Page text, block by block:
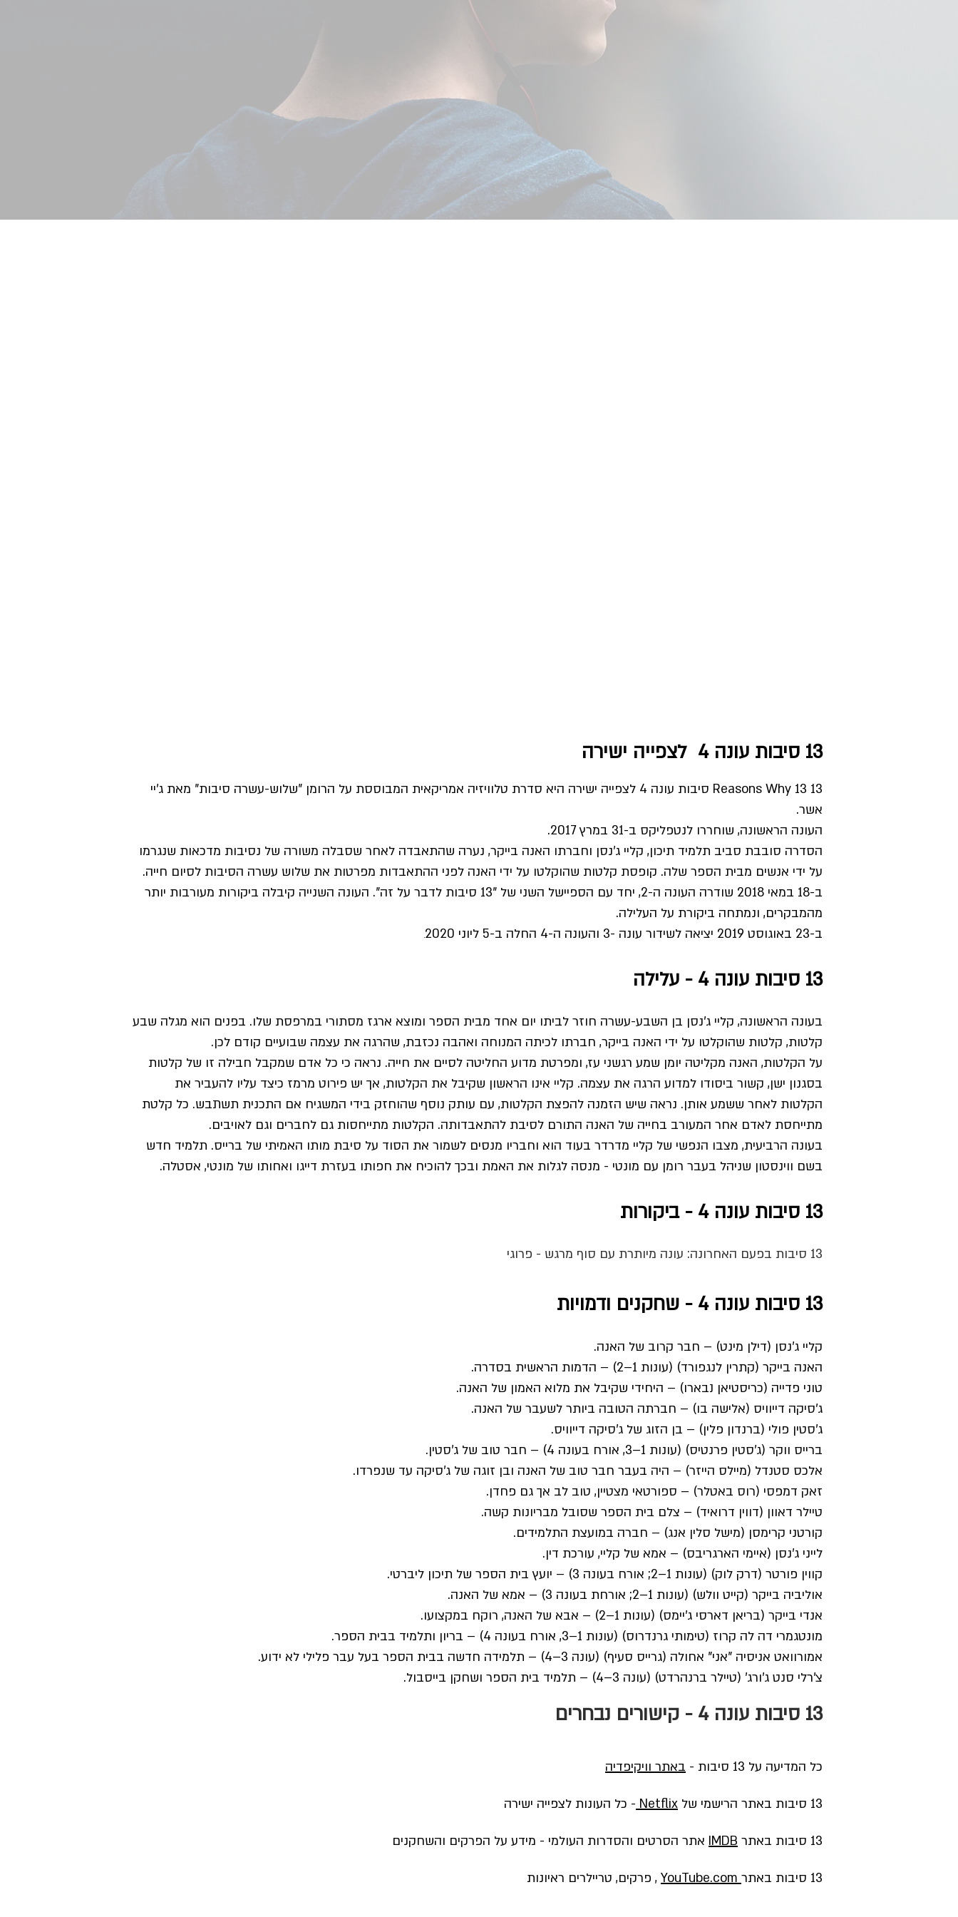
13 סיבות עונה 4 לצפייה ישירה
13 Reasons Why 13 סיבות עונה 4 לצפייה ישירה היא סדרת טלוויזיה אמריקאית המבוססת על הרומן "שלוש-עשרה סיבות" מאת ג'יי
אשר.
העונה הראשונה, שוחררו לנטפליקס ב-31 במרץ 2017.
הסדרה סובבת סביב תלמיד תיכון, קליי ג'נסן וחברתו האנה בייקר, נערה שהתאבדה לאחר שסבלה משורה של נסיבות מדכאות שנגרמו
על ידי אנשים מבית הספר שלה. קופסת קלטות שהוקלטו על ידי האנה לפני ההתאבדות מפרטות את שלוש עשרה הסיבות לסיום חייה.
ב-18 במאי 2018 שודרה העונה ה-2, יחד עם הספיישל השני של "13 סיבות לדבר על זה". העונה השנייה קיבלה ביקורות מעורבות יותר
מהמבקרים, ונמתחה ביקורת על העלילה.
ב-23 באוגוסט 2019 יציאה לשידור עונה -3 והעונה ה-4 החלה ב-5 ליוני 2020
.
13 סיבות עונה 4 - עלילה
בעונה הראשונה, קליי ג'נסן בן השבע-עשרה חוזר לביתו יום אחד מבית הספר ומוצא ארגז מסתורי במרפסת שלו. בפנים הוא מגלה שבע
קלטות, קלטות שהוקלטו על ידי האנה בייקר, חברתו לכיתה המנוחה ואהבה נכזבת, שהרגה את עצמה שבועיים קודם לכן.
על הקלטות, האנה מקליטה יומן שמע רגשני עז, ומפרטת מדוע החליטה לסיים את חייה. נראה כי כל אדם שמקבל חבילה זו של קלטות
בסגנון ישן, קשור ביסודו למדוע הרגה את עצמה. קליי אינו הראשון שקיבל את הקלטות, אך יש פירוט מרמז כיצד עליו להעביר את
הקלטות לאחר ששמע אותן. נראה שיש הזמנה להפצת הקלטות, עם עותק נוסף שהוחזק בידי המשגיח אם התכנית תשתבש. כל קלטת
מתייחסת לאדם אחר המעורב בחייה של האנה התורם לסיבת להתאבדותה. הקלטות מתייחסות גם לחברים וגם לאויבים.
בעונה הרביעית, מצבו הנפשי של קליי מדרדר בעוד הוא וחבריו מנסים לשמור את הסוד על סיבת מותו האמיתי של ברייס. תלמיד חדש
בשם ווינסטון שניהל בעבר רומן עם מונטי - מנסה לגלות את האמת ובכך להוכיח את חפותו בעזרת דייגו ואחותו של מונטי, אסטלה.
13 סיבות עונה 4 - ביקורות
13 סיבות בפעם האחרונה: עונה מיותרת עם סוף מרגש - פרוגי
13 סיבות עונה 4 - שחקנים ודמויות
קליי ג'נסן (דילן מינט) – חבר קרוב של האנה.
האנה בייקר (קתרין לנגפורד) (עונות 1–2) – הדמות הראשית בסדרה.
טוני פדייה (כריסטיאן נבארו) – היחידי שקיבל את מלוא האמון של האנה.
ג'סיקה דייוויס (אלישה בו) – חברתה הטובה ביותר לשעבר של האנה.
ג'סטין פולי (ברנדון פלין) – בן הזוג של ג'סיקה דייוויס.
ברייס ווקר (ג'סטין פרנטיס) (עונות 1–3, אורח בעונה 4) – חבר טוב של ג'סטין.
אלכס סטנדל (מיילס הייזר) – היה בעבר חבר טוב של האנה ובן זוגה של ג'סיקה עד שנפרדו.
זאק דמפסי (רוס באטלר) – ספורטאי מצטיין, טוב לב אך גם פחדן.
טיילר דאוון (דווין דרואיד) – צלם בית הספר שסובל מבריונות קשה.
קורטני קרימסן (מישל סלין אנג) – חברה במועצת התלמידים.
לייני ג'נסן (איימי הארגריבס) – אמא של קליי, עורכת דין.
קווין פורטר (דרק לוק) (עונות 1–2; אורח בעונה 3) – יועץ בית הספר של תיכון ליברטי.
אוליביה בייקר (קייט וולש) (עונות 1–2; אורחת בעונה 3) – אמא של האנה.
אנדי בייקר (בריאן דארסי ג'יימס) (עונות 1–2) – אבא של האנה, רוקח במקצועו.
מונטגמרי דה לה קרוז (טימותי גרנדרוס) (עונות 1–3, אורח בעונה 4) – בריון ותלמיד בבית הספר.
אמורוואט אניסיה "אני" אחולה (גרייס סעיף) (עונה 3–4) – תלמידה חדשה בבית הספר בעל עבר פלילי לא ידוע.
צ'רלי סנט ג'ורג' (טיילר ברנהרדט) (עונה 3–4) – תלמיד בית הספר ושחקן בייסבול.
13 סיבות עונה 4 - קישורים נבחרים
כל המדיעה על 13 סיבות - באתר וויקיפדיה
13 סיבות באתר הרישמי של Netflix - כל העונות לצפייה ישירה
13 סיבות באתר IMDB אתר הסרטים והסדרות העולמי - מידע על הפרקים והשחקנים
13 סיבות באתר , פרקים, טריילרים ראיונות